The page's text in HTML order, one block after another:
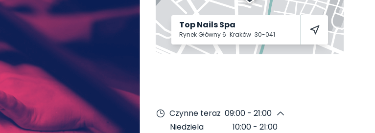
Top Nails Spa
Rynek Główny 6 Kraków 30-041
Czynne teraz 09:00 - 21:00
Niedziela
10:00 - 21:00